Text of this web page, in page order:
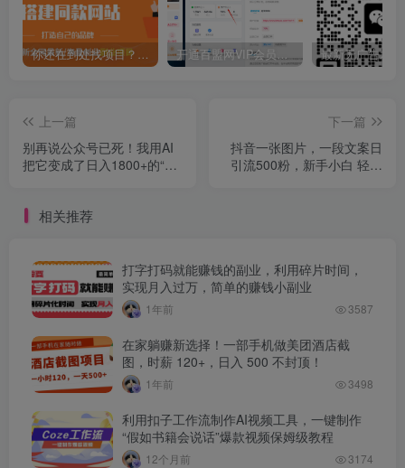
你还在到处找项目？还在当韭菜？我靠卖项目一个月收入5万+，曾经我也是个失败者。 开通百盟网VIP会员，尊享全站资源免费下载，享70%的推广提成！！【限时五折优惠】
上一篇
别再说公众号已死！我用AI
把它变成了日入1800+的“印
下一篇
抖音一张图片，一段文案日
引流500粉，新手小白 轻松
相关推荐
打字打码就能赚钱的副业，利用碎片时间，
实现月入过万，简单的赚钱小副业
1年前 3587
在家躺赚新选择！一部手机做美团酒店截
图，时薪 120+，日入 500 不封顶！
1年前 3498
利用扣子工作流制作AI视频工具，一键制作
“假如书籍会说话”爆款视频保姆级教程
12个月前 3174